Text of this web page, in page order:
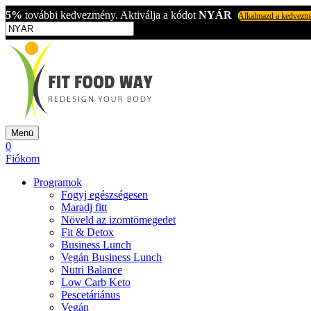
5% további kedvezmény. Aktiválja a kódot NYÁR Alkalmazd a
Menü
0
Fiókom
Programok
Fogyj egészségesen
Maradj fitt
Növeld az izomtömegedet
Fit & Detox
Business Lunch
Vegán Business Lunch
Nutri Balance
Low Carb Keto
Pescetáriánus
Vegán